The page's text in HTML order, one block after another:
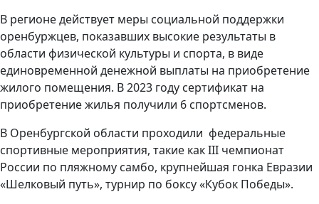
В регионе действует меры социальной поддержки
оренбуржцев, показавших высокие результаты в
области физической культуры и спорта, в виде
единовременной денежной выплаты на приобретение
жилого помещения. В 2023 году сертификат на
приобретение жилья получили 6 спортсменов.
В Оренбургской области проходили федеральные
спортивные мероприятия, такие как III чемпионат
России по пляжному самбо, крупнейшая гонка Евразии
«Шелковый путь», турнир по боксу «Кубок Победы».